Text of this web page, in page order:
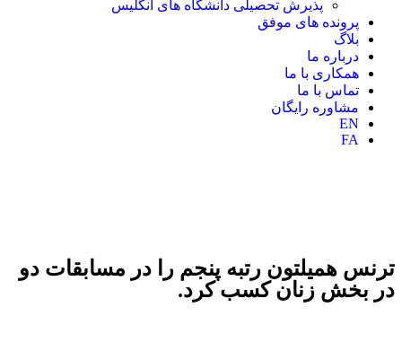
پذیرش تحصیلی دانشگاه های انگلیس
پرونده های موفق
بلاگ
درباره ما
همکاری با ما
تماس با ما
مشاوره رایگان
EN
FA
ترنس همیلتون رتبه پنجم را در مسابقات دو
در بخش زنان کسب کرد.